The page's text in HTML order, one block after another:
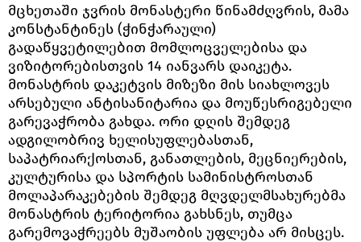
მცხეთაში ჯვრის მონასტერი წინამძღვრის, მამა
კონსტანტინეს (ჭინჭარაული)
გადაწყვეტილებით მომლოცველებისა და
ვიზიტორებისთვის 14 იანვარს დაიკეტა.
მონასტრის დაკეტვის მიზეზი მის სიახლოვეს
არსებული ანტისანიტარია და მოუწესრიგებელი
გარევაჭრობა გახდა. ორი დღის შემდეგ
ადგილობრივ ხელისუფლებასთან,
საპატრიარქოსთან, განათლების, მეცნიერების,
კულტურისა და სპორტის სამინისტროსთან
მოლაპარაკებების შემდეგ მღვდელმსახურებმა
მონასტრის ტერიტორია გახსნეს, თუმცა
გარემოვაჭრეებს მუშაობის უფლება არ მისცეს.